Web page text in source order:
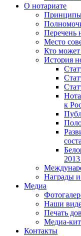
О нотариате
Принципы
Перечень
Место
Кто
История
к
Награды
Медиа
Наши
Печать
Медиа-кит
Контакты